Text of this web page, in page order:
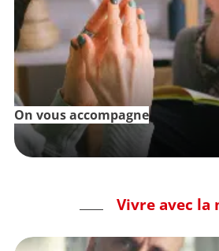
On vous accompagne
Vivre avec la